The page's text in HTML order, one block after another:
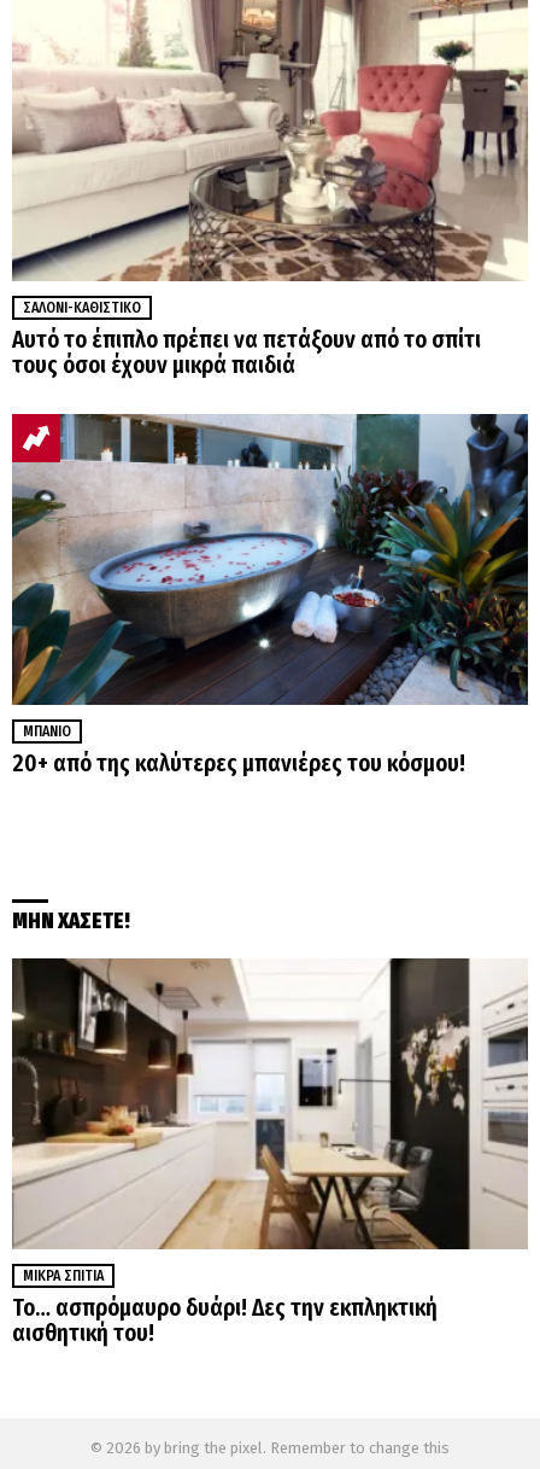
ΣΑΛΌΝΙ-ΚΑΘΙΣΤΙΚΌ
Αυτό το έπιπλο πρέπει να πετάξουν από το σπίτι
τους όσοι έχουν μικρά παιδιά
ΜΠΆΝΙΟ
20+ από της καλύτερες μπανιέρες του κόσμου!
ΜΗΝ ΧΑΣΕΤΕ!
ΜΙΚΡΆ ΣΠΊΤΙΑ
Το… ασπρόμαυρο δυάρι! Δες την εκπληκτική
αισθητική του!
© 2026 by bring the pixel. Remember to change this